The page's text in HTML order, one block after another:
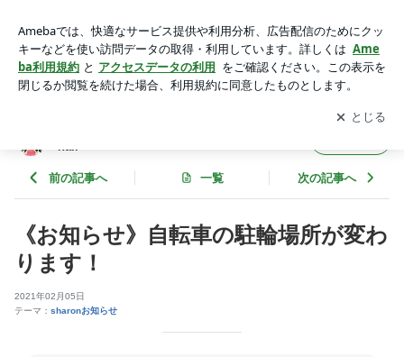
小さなネイルサロン ＊sharon nail＊
アプリをダウンロードして ブログの更新通知
を受け取りまし
ょう。
開く
nail＊
前の記事へ 一覧 次の記事へ
《お知らせ》自転車の駐輪場所が変わ
ります！
2021年02月05日
テーマ： sharonお知らせ